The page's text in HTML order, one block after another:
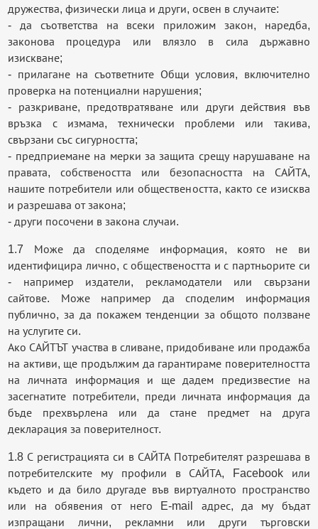
дружества, физически лица и други, освен в случаите:
- да съответства на всеки приложим закон, наредба,
законова процедура или влязло в сила държавно
изискване;
- прилагане на съответните Общи условия, включително
проверка на потенциални нарушения;
- разкриване, предотвратяване или други действия във
връзка с измама, технически проблеми или такива,
свързани със сигурността;
- предприемане на мерки за защита срещу нарушаване на
правата, собствеността или безопасността на САЙТА,
нашите потребители или обществеността, както се изисква
и разрешава от закона;
- други посочени в закона случаи.
1.7 Може да споделяме информация, която не ви
идентифицира лично, с обществеността и с партньорите си
- например издатели, рекламодатели или свързани
сайтове. Може например да споделим информация
публично, за да покажем тенденции за общото ползване
на услугите си.
Ако САЙТЪТ участва в сливане, придобиване или продажба
на активи, ще продължим да гарантираме поверителността
на личната информация и ще дадем предизвестие на
засегнатите потребители, преди личната информация да
бъде прехвърлена или да стане предмет на друга
декларация за поверителност.
1.8 С регистрацията си в САЙТА Потребителят разрешава в
потребителските му профили в САЙТА, Facebook или
където и да било другаде във виртуалното пространство
или на обявения от него E-mail адрес, да му бъдат
изпращани лични, рекламни или други търговски